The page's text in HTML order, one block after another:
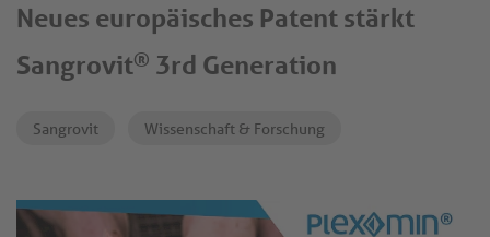
Neues europäisches Patent stärkt
Sangrovit® 3rd Generation
Sangrovit Wissenschaft & Forschung